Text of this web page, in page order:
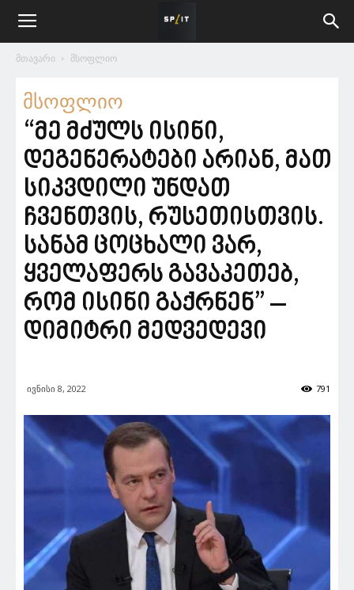
მთავარი მსოფლიო
მსოფლიო
“მე მძულს ისინი,
დეგენერატები არიან, მათ
სიკვდილი უნდათ
ჩვენთვის, რუსეთისთვის.
სანამ ცოცხალი ვარ,
ყველაფერს გავაკეთებ,
რომ ისინი გაქრნენ” –
დიმიტრი მედვედევი
ივნისი 8, 2022 791